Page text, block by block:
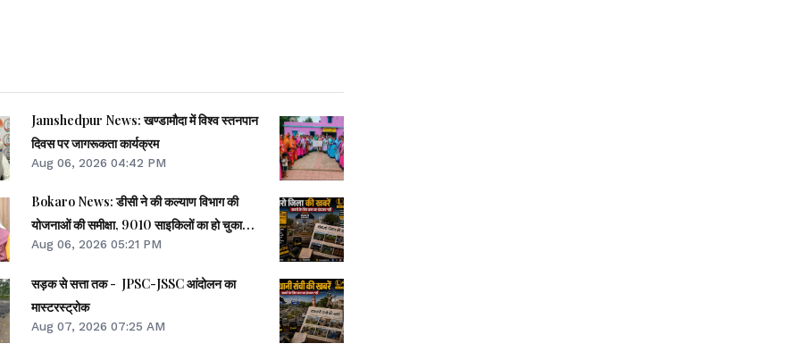
Jamshedpur News: खण्डामौदा में विश्व स्तनपान
दिवस पर जागरूकता कार्यक्रम
Aug 06, 2026 04:42 PM
Bokaro News: डीसी ने की कल्याण विभाग की
योजनाओं की समीक्षा, 9010 साइकिलों का हो चुका
वितरण
Aug 06, 2026 05:21 PM
सड़क से सत्ता तक - JPSC-JSSC आंदोलन का
मास्टरस्ट्रोक
Aug 07, 2026 07:25 AM